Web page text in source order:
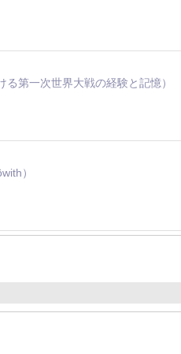
第一次世界大戦の経験と記憶）
）